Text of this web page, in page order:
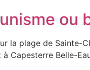
ou
la plage de
Capesterre Belle-